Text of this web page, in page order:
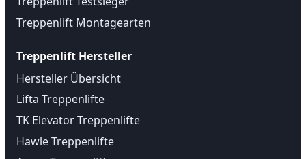
Treppenlift Montagearten
Treppenlift Hersteller
Hersteller Übersicht
Lifta Treppenlifte
TK Elevator Treppenlifte
Hawle Treppenlifte